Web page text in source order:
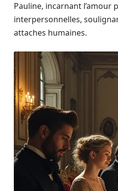
Pauline, incarnant l’amour
interpersonnelles,
attaches humaines.